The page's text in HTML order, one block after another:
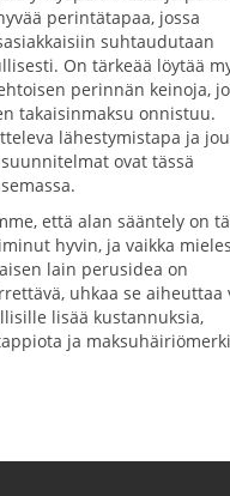
perintätapaa, jossa
suhtaudutaan
On tärkeää löytää
perinnän keinoja,
takaisinmaksu onnistuu.
lähestymistapa ja
ovat tässä
että alan sääntely on
hyvin, ja vaikka
lain perusidea on
uhkaa se aiheuttaa
lisää kustannuksia,
ja